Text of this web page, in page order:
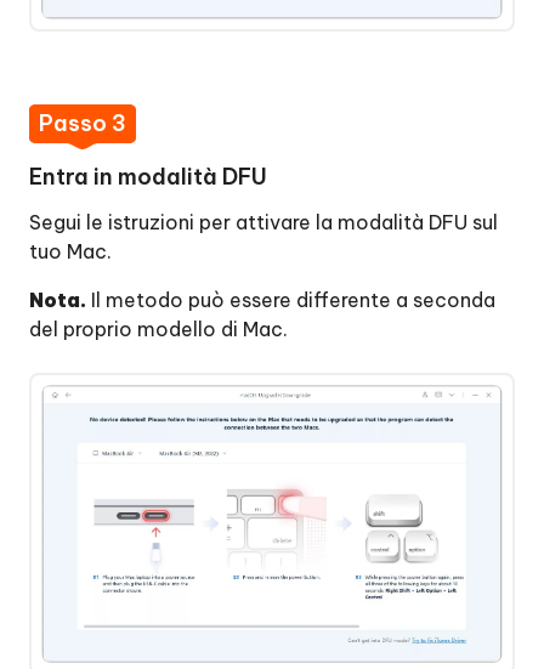
Passo 3
Entra in modalità DFU
Segui le istruzioni per attivare la modalità DFU sul
tuo Mac.
Nota. Il metodo può essere differente a seconda
del proprio modello di Mac.